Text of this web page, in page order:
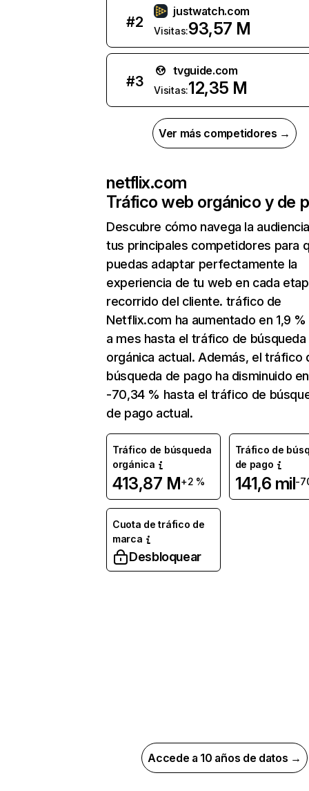
#2
justwatch.com
Visitas:93,57 M
#3
tvguide.com
Visitas:12,35 M
Ver más competidores →
netflix.com
Tráfico web orgánico y de
Descubre cómo navega la
tus principales competidores para
puedas adaptar perfectamente la
experiencia de tu web en cada
recorrido del cliente. tráfico de
Netflix.com ha aumentado en 1,9
a mes hasta el tráfico de búsqueda
orgánica actual. Además, el tráfico
búsqueda de pago ha disminuido en
-70,34 % hasta el tráfico de
de pago actual.
Tráfico de búsqueda
orgánica
413,87 M+2 %
Tráfico de
de pago
141,6 mil-
Cuota de tráfico de
marca
Desbloquear
Accede a 10 años de datos →